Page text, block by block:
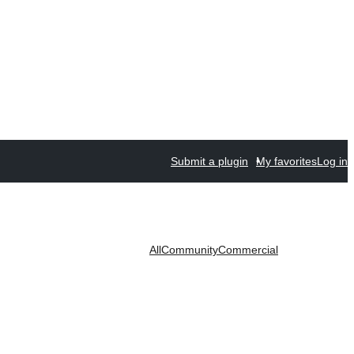
Submit a plugin My favoritesLog in
AllCommunityCommercial